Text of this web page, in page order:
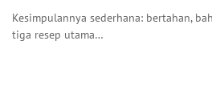
Kesimpulannya sederhana: bertahan,
tiga resep utama…